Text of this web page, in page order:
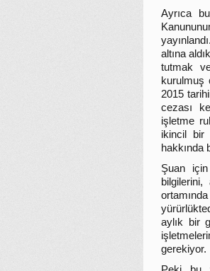
Ayrıca
altına
tutmak
kurulmuş
2015
cezası
işletme
ikincil bir
hakkında
Şuan
aylık bir
gerekiyor.